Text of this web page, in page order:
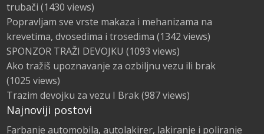
trubači (1430 views)
Popravljam sve vrste makaza i mehanizama na
krevetima, dvosedima i trosedima (1342 views)
SPONZOR TRAŽI DEVOJKU (1093 views)
Ako tražiš upoznavanje za ozbiljnu vezu ili brak
(1025 views)
Trazim devojku za vezu I Brak(987 views)
Najnoviji postovi
Farbanje automobila, autolakirer, lakiranje i poliranje